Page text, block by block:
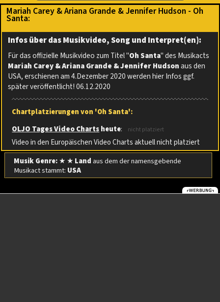
Mariah Carey & Ariana Grande & Jennifer Hudson - Oh
Santa:
Infos über das Musikvideo, Song und Interpret(en):
Für das offizielle Musikvideo zum Titel "Oh Santa" des Musikacts
Mariah Carey & Ariana Grande & Jennifer Hudsonaus den
USA, erschienen am 4.Dezember 2020 werden hier Infos ggf.
später veröffentlicht! 06.12.2020
Chartplatzierungen von 'Oh Santa':
OLJO Tages Video Chartsheute: nicht platziert
Video in den Europäischen Video Charts aktuell nicht platziert
Musik Genre:★ ★ Landaus dem der namensgebende
Musikact stammt: USA